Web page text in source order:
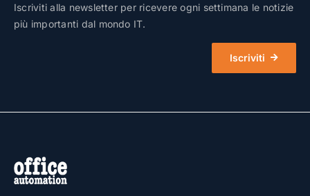
Iscriviti alla newsletter per ricevere ogni settimana le notizie
più importanti dal mondo IT.
Iscriviti